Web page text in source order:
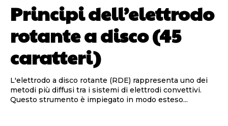
Principi dell’elettrodo
rotante a disco (45
caratteri)
L'elettrodo a disco rotante (RDE) rappresenta uno dei
metodi più diffusi tra i sistemi di elettrodi convettivi.
Questo strumento è impiegato in modo esteso...